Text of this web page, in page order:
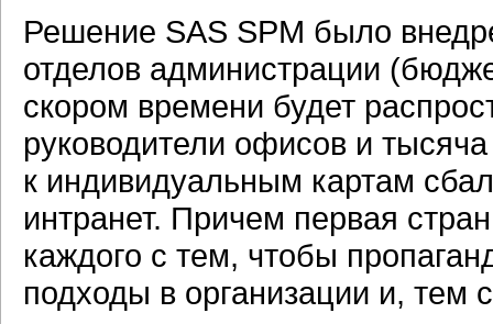
Решение SAS SPM было
отделов администрации
скором времени будет
руководители офисов и
к индивидуальным картам
интранет. Причем первая
каждого с тем, чтобы
подходы в организации и, тем